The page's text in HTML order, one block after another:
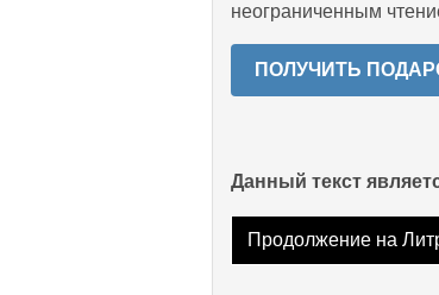
неограниченным
ПОЛУЧИТЬ
Данный текст
Продолжение на